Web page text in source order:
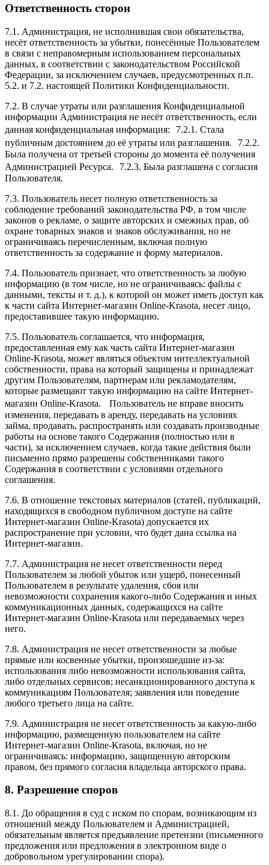
Ответственность сторон
7.1. Администрация, не исполнившая свои обязательства,
несёт ответственность за убытки, понесённые Пользователем
в связи с неправомерным использованием персональных
данных, в соответствии с законодательством Российской
Федерации, за исключением случаев, предусмотренных п.п.
5.2. и 7.2. настоящей Политики Конфиденциальности.
7.2. В случае утраты или разглашения Конфиденциальной
информации Администрация не несёт ответственность, если
данная конфиденциальная информация: 7.2.1. Стала
публичным достоянием до её утраты или разглашения. 7.2.2.
Была получена от третьей стороны до момента её получения
Администрацией Ресурса. 7.2.3. Была разглашена с согласия
Пользователя.
7.3. Пользователь несет полную ответственность за
соблюдение требований законодательства РФ, в том числе
законов о рекламе, о защите авторских и смежных прав, об
охране товарных знаков и знаков обслуживания, но не
ограничиваясь перечисленным, включая полную
ответственность за содержание и форму материалов.
7.4. Пользователь признает, что ответственность за любую
информацию (в том числе, но не ограничиваясь: файлы с
данными, тексты и т. д.), к которой он может иметь доступ как
к части сайта Интернет-магазин Online-Krasota, несет лицо,
предоставившее такую информацию.
7.5. Пользователь соглашается, что информация,
предоставленная ему как часть сайта Интернет-магазин
Online-Krasota, может являться объектом интеллектуальной
собственности, права на который защищены и принадлежат
другим Пользователям, партнерам или рекламодателям,
которые размещают такую информацию на сайте Интернет-
магазин Online-Krasota. Пользователь не вправе вносить
изменения, передавать в аренду, передавать на условиях
займа, продавать, распространять или создавать производные
работы на основе такого Содержания (полностью или в
части), за исключением случаев, когда такие действия были
письменно прямо разрешены собственниками такого
Содержания в соответствии с условиями отдельного
соглашения.
7.6. В отношение текстовых материалов (статей, публикаций,
находящихся в свободном публичном доступе на сайте
Интернет-магазин Online-Krasota) допускается их
распространение при условии, что будет дана ссылка на
Интернет-магазин.
7.7. Администрация не несет ответственности перед
Пользователем за любой убыток или ущерб, понесенный
Пользователем в результате удаления, сбоя или
невозможности сохранения какого-либо Содержания и иных
коммуникационных данных, содержащихся на сайте
Интернет-магазин Online-Krasota или передаваемых через
него.
7.8. Администрация не несет ответственности за любые
прямые или косвенные убытки, произошедшие из-за:
использования либо невозможности использования сайта,
либо отдельных сервисов; несанкционированного доступа к
коммуникациям Пользователя; заявления или поведение
любого третьего лица на сайте.
7.9. Администрация не несет ответственность за какую-либо
информацию, размещенную пользователем на сайте
Интернет-магазин Online-Krasota, включая, но не
ограничиваясь: информацию, защищенную авторским
правом, без прямого согласия владельца авторского права.
8. Разрешение споров
8.1. До обращения в суд с иском по спорам, возникающим из
отношений между Пользователем и Администрацией,
обязательным является предъявление претензии (письменного
предложения или предложения в электронном виде о
добровольном урегулировании спора).